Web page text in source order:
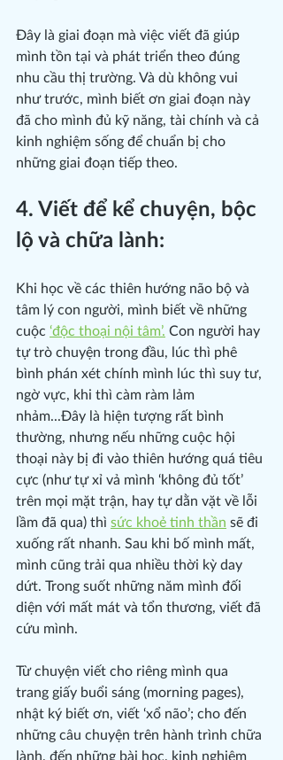
Đây là giai đoạn mà việc viết đã giúp
mình tồn tại và phát triển theo đúng
nhu cầu thị trường. Và dù không vui
như trước, mình biết ơn giai đoạn này
đã cho mình đủ kỹ năng, tài chính và cả
kinh nghiệm sống để chuẩn bị cho
những giai đoạn tiếp theo.
4. Viết để kể chuyện, bộc
lộ và chữa lành:
Khi học về các thiên hướng não bộ và
tâm lý con người, mình biết về những
cuộc ‘độc thoại nội tâm’. Con người hay
tự trò chuyện trong đầu, lúc thì phê
bình phán xét chính mình lúc thì suy tư,
ngờ vực, khi thì càm ràm lảm
nhảm...Đây là hiện tượng rất bình
thường, nhưng nếu những cuộc hội
thoại này bị đi vào thiên hướng quá tiêu
cực (như tự xỉ vả mình ‘không đủ tốt’
trên mọi mặt trận, hay tự dằn vặt về lỗi
lầm đã qua) thì sức khoẻ tinh thần sẽ đi
xuống rất nhanh. Sau khi bố mình mất,
mình cũng trải qua nhiều thời kỳ day
dứt. Trong suốt những năm mình đối
diện với mất mát và tổn thương, viết đã
cứu mình.
Từ chuyện viết cho riêng mình qua
trang giấy buổi sáng (morning pages),
nhật ký biết ơn, viết ‘xổ não’; cho đến
những câu chuyện trên hành trình chữa
lành, đến những bài học, kinh nghiệm